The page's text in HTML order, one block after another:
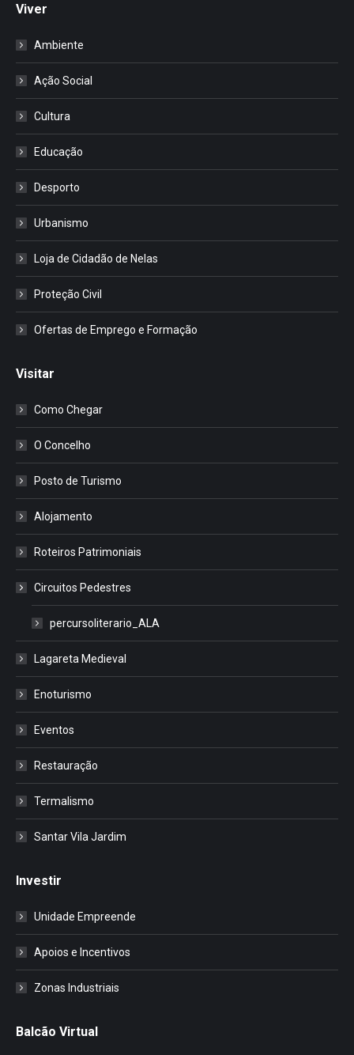
Viver
Ambiente
Ação Social
Cultura
Educação
Desporto
Urbanismo
Loja de Cidadão de Nelas
Proteção Civil
Ofertas de Emprego e Formação
Visitar
Como Chegar
O Concelho
Posto de Turismo
Alojamento
Roteiros Patrimoniais
Circuitos Pedestres
percursoliterario_ALA
Lagareta Medieval
Enoturismo
Eventos
Restauração
Termalismo
Santar Vila Jardim
Investir
Unidade Empreende
Apoios e Incentivos
Zonas Industriais
Balcão Virtual